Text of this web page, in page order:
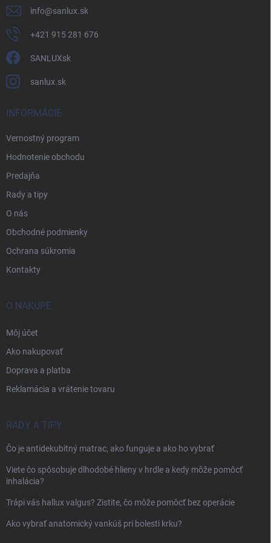
info@sanlux.sk
+421 915 281 676
SANLUXsk
sanlux.sk
INFORMÁCIE
Vernostný program
Hodnotenie obchodu
Predajňa
Rady a tipy
O nás
Obchodné podmienky
Ochrana súkromia
Kontakty
O NÁKUPE
Môj účet
Ako nakupovať
Doprava a platba
Reklamácia a vrátenie tovaru
RADY A TIPY
Čo je antidekubitný matrac, ako funguje a ako ho vybrať
Viete čo spôsobuje dlhodobé hlieny v hrdle a kedy môže pomôcť
inhalácia?
Trápi vás hallux valgus? Zistite, čo môže pomôcť bez operácie
Ako vybrať anatomický vankúš pri bolesti krku?